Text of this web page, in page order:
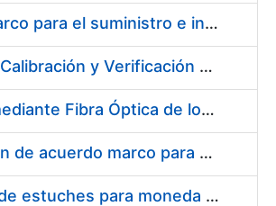
Acuerdo marco para el suministro e instalación de persianas, estores y otros complementos
Servicio de Calibración y Verificación Externa de los Equipos de Medición del Servicio de Prevención de la FNMT-RCM
Conexión mediante Fibra Óptica de los Centros de Proceso de Datos (CPDs) de las sedes de la FNMT-RCM de Burgos y Madrid
Contratación de acuerdo marco para el Suministro de Material de Electricidad para la Fábrica Nacional de Moneda y Timbre-Real Casa de la Moneda en su centro de trabajo de Burgos
Suministro de estuches para moneda de 30 €